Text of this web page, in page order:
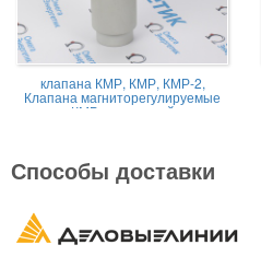
клапана КМР, КМР, КМР-2,
Клапана магниторегулируемые
КМР жидкостной
Способы доставки